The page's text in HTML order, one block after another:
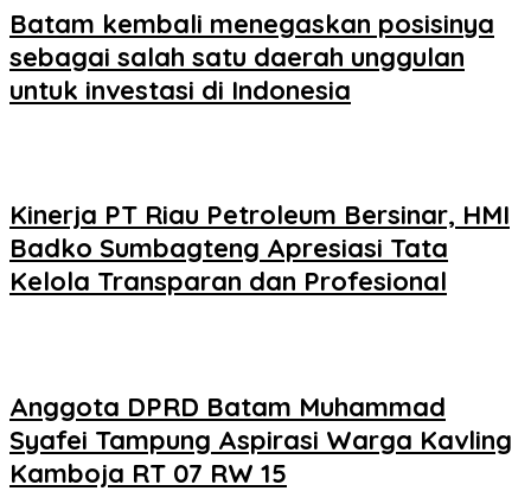
Batam kembali menegaskan posisinya
sebagai salah satu daerah unggulan
untuk investasi di Indonesia
Kinerja PT Riau Petroleum Bersinar, HMI
Badko Sumbagteng Apresiasi Tata
Kelola Transparan dan Profesional
Anggota DPRD Batam Muhammad
Syafei Tampung Aspirasi Warga Kavling
Kamboja RT 07 RW 15